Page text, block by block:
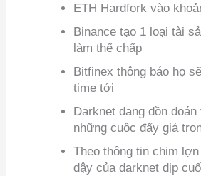
ETH Hardfork vào
Binance tạo 1 loại tài
làm thế chấp
Bitfinex thông báo họ
time tới
Darknet đang đồn
những cuộc đẩy giá
Theo thông tin chim
dậy của darknet dịp